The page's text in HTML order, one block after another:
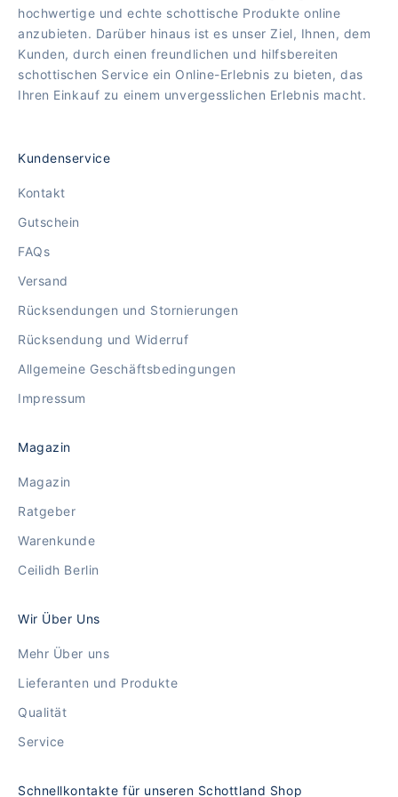
hochwertige und echte schottische Produkte online
anzubieten. Darüber hinaus ist es unser Ziel, Ihnen, dem
Kunden, durch einen freundlichen und hilfsbereiten
schottischen Service ein Online-Erlebnis zu bieten, das
Ihren Einkauf zu einem unvergesslichen Erlebnis macht.
Kundenservice
Kontakt
Gutschein
FAQs
Versand
Rücksendungen und Stornierungen
Rücksendung und Widerruf
Allgemeine Geschäftsbedingungen
Impressum
Magazin
Magazin
Ratgeber
Warenkunde
Ceilidh Berlin
Wir Über Uns
Mehr Über uns
Lieferanten und Produkte
Qualität
Service
Schnellkontakte für unseren Schottland Shop